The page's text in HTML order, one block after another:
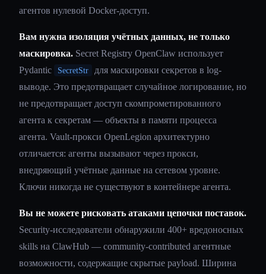
агентов нулевой Docker-доступ.
Вам нужна изоляция учётных данных, не только
маскировка. Secret Registry OpenClaw использует
Pydantic
SecretStr
для маскировки секретов в log-
выводе. Это предотвращает случайное логирование, но
не предотвращает доступ скомпрометированного
агента к секретам — объекты в памяти процесса
агента. Vault-прокси OpenLegion архитектурно
отличается: агенты вызывают через прокси,
внедряющий учётные данные на сетевом уровне.
Ключи никогда не существуют в контейнере агента.
Вы не можете рисковать атаками цепочки поставок.
Security-исследователи обнаружили 400+ вредоносных
skills на ClawHub — community-contributed агентные
возможности, содержащие скрытые payload. Ширина